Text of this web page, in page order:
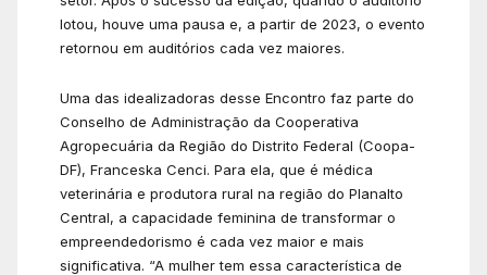
lotou, houve uma pausa e, a partir de 2023, o evento
retornou em auditórios cada vez maiores.
Uma das idealizadoras desse Encontro faz parte do
Conselho de Administração da Cooperativa
Agropecuária da Região do Distrito Federal (Coopa-
DF), Franceska Cenci. Para ela, que é médica
veterinária e produtora rural na região do Planalto
Central, a capacidade feminina de transformar o
empreendedorismo é cada vez maior e mais
significativa. “A mulher tem essa característica de